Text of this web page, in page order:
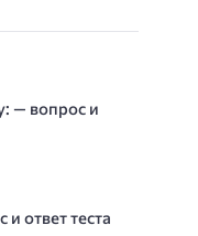
— вопрос и
ответ теста